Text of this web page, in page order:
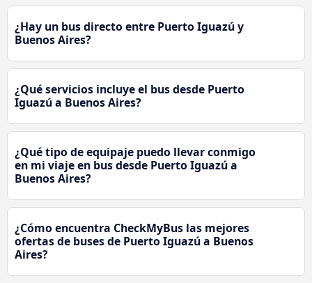
¿Hay un bus directo entre Puerto Iguazú y
Buenos Aires?
¿Qué servicios incluye el bus desde Puerto
Iguazú a Buenos Aires?
¿Qué tipo de equipaje puedo llevar conmigo
en mi viaje en bus desde Puerto Iguazú a
Buenos Aires?
¿Cómo encuentra CheckMyBus las mejores
ofertas de buses de Puerto Iguazú a Buenos
Aires?